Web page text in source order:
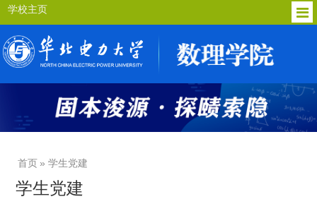
学校主页
首页 » 学生党建
学生党建